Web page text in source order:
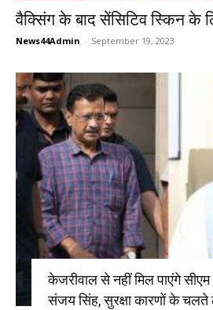
वैक्सिंग के बाद सेंसिटिव स्किन के
News44Admin - September 19, 2023
केजरीवाल से नहीं मिल पाएंगे
संजय सिंह, सुरक्षा कारणों के चलते